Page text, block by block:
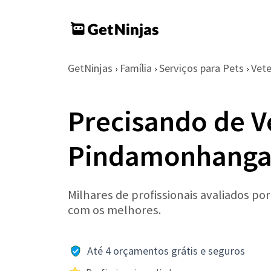
GetNinjas › Família › Serviços para Pets ›
Precisando de
Milhares de profissionais avaliados
com os melhores.
Até 4 orçamentos grátis e seguros